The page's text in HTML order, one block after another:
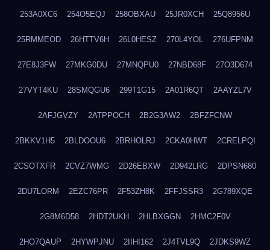
253A0XC6 254O5EQJ 258OBXAU 25JR0XCH 25Q8956U
25RMMEOD 26HTTV6H 26L0HESZ 270L4YOL 276UFPNM
27E8J3FW 27MKG0DU 27MNQPU0 27NBD68F 27O3D674
27VYT4KU 28SMQGU6 299T1G15 2A01R6QT 2AAYZL7V
2AFJGVZY 2ATPPOCH 2B2G3AW2 2BFZFCNW
2BKKV1H5 2BLDOOU6 2BRHOLRJ 2CKA0HWT 2CRELPQI
2CSOTXFR 2CVZ7WMG 2D26EBXW 2D942LRG 2DPSN680
2DU7LORM 2EZC76PR 2F53ZH8K 2FFJSSR3 2G789XQE
2G8M6D58 2HDT2UKH 2HLBXGGN 2HMC2F0V
2HO7QAUP 2HYWPJNU 2IIHI162 2J4TVL9Q 2JDKS9WZ